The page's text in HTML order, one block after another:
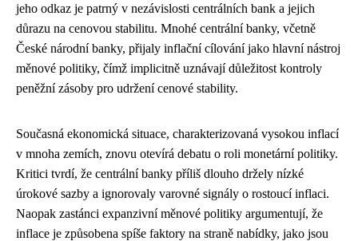
jeho odkaz je patrný v nezávislosti centrálních bank a jejich
důrazu na cenovou stabilitu. Mnohé centrální banky, včetně
České národní banky, přijaly inflační cílování jako hlavní nástroj
měnové politiky, čímž implicitně uznávají důležitost kontroly
peněžní zásoby pro udržení cenové stability.
Současná ekonomická situace, charakterizovaná vysokou inflací
v mnoha zemích, znovu otevírá debatu o roli monetární politiky.
Kritici tvrdí, že centrální banky příliš dlouho držely nízké
úrokové sazby a ignorovaly varovné signály o rostoucí inflaci.
Naopak zastánci expanzivní měnové politiky argumentují, že
inflace je způsobena spíše faktory na straně nabídky, jako jsou